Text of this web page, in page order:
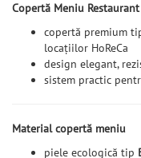
Copertă Meniu Restaurant
copertă premium
locațiilor HoReCa
design elegant,
sistem practic
Material copertă meniu
piele ecologică tip